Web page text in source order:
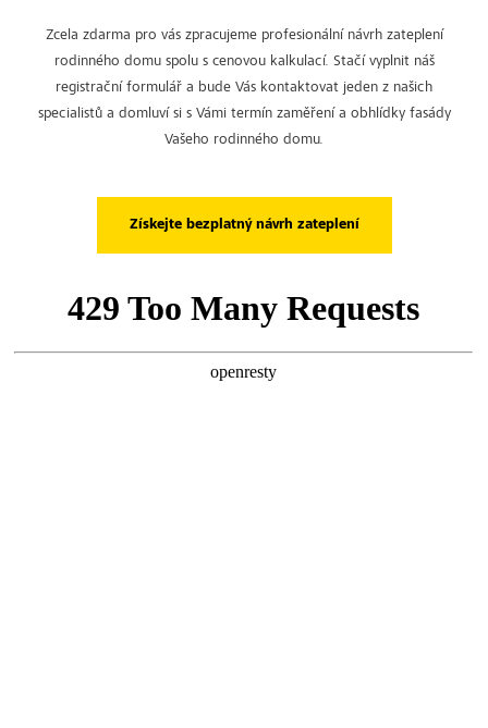
Zcela zdarma pro vás zpracujeme profesionální návrh zateplení
rodinného domu spolu s cenovou kalkulací. Stačí vyplnit náš
registrační formulář a bude Vás kontaktovat jeden z našich
specialistů a domluví si s Vámi termín zaměření a obhlídky fasády
Vašeho rodinného domu.
Získejte bezplatný návrh zateplení